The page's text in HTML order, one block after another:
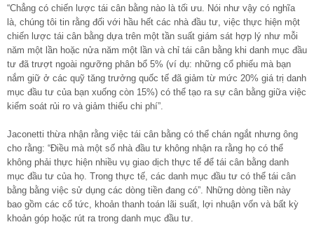
“Chẳng có chiến lược tái cân bằng nào là tối ưu. Nói như vậy có nghĩa
là, chúng tôi tin rằng đối với hầu hết các nhà đầu tư, việc thực hiện một
chiến lược tái cân bằng dựa trên một tần suất giám sát hợp lý như mỗi
năm một lần hoặc nửa năm một lần và chỉ tái cân bằng khi danh mục đầu
tư đã trượt ngoài ngưỡng phân bổ 5% (ví dụ: những cổ phiếu mà bạn
nắm giữ ở các quỹ tăng trưởng quốc tế đã giảm từ mức 20% giá trị danh
mục đầu tư của bạn xuống còn 15%) có thể tạo ra sự cân bằng giữa việc
kiểm soát rủi ro và giảm thiểu chi phí”.
Jaconetti thừa nhận rằng việc tái cân bằng có thể chán ngắt nhưng ông
cho rằng: “Điều mà một số nhà đầu tư không nhận ra rằng họ có thể
không phải thực hiện nhiều vụ giao dịch thực tế để tái cân bằng danh
mục đầu tư của họ. Trong thực tế, các danh mục đầu tư có thể tái cân
bằng bằng việc sử dụng các dòng tiền đang có”. Những dòng tiền này
bao gồm các cổ tức, khoản thanh toán lãi suất, lợi nhuận vốn và bất kỳ
khoản góp hoặc rút ra trong danh mục đầu tư.